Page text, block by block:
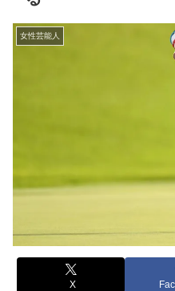
女性芸能人
X